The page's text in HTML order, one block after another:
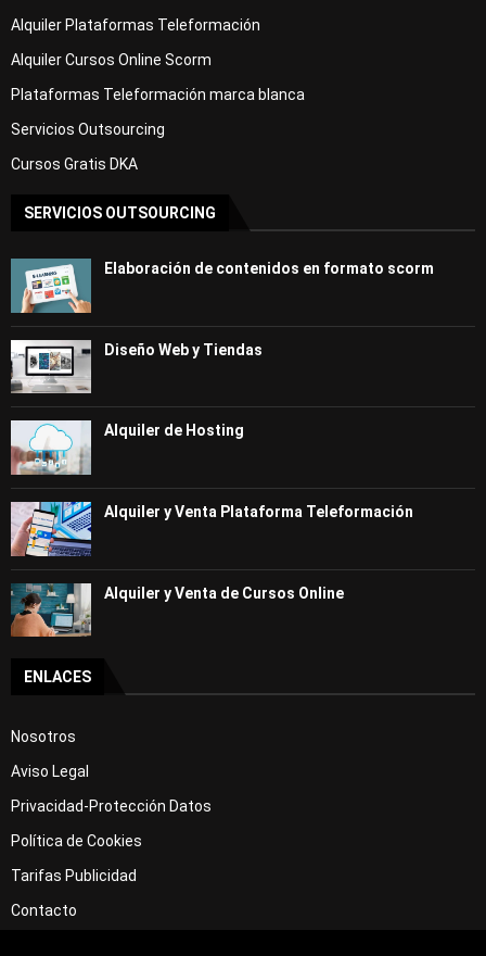
Alquiler Plataformas Teleformación
Alquiler Cursos Online Scorm
Plataformas Teleformación marca blanca
Servicios Outsourcing
Cursos Gratis DKA
SERVICIOS OUTSOURCING
Elaboración de contenidos en formato scorm
Diseño Web y Tiendas
Alquiler de Hosting
Alquiler y Venta Plataforma Teleformación
Alquiler y Venta de Cursos Online
ENLACES
Nosotros
Aviso Legal
Privacidad-Protección Datos
Política de Cookies
Tarifas Publicidad
Contacto